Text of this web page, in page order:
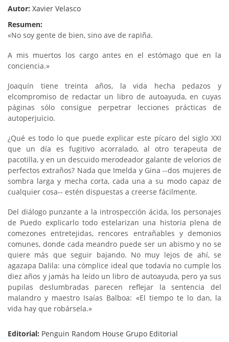
Autor: Xavier Velasco
Resumen:
«No soy gente de bien, sino ave de rapiña.
A mis muertos los cargo antes en el estómago que en la
conciencia.»
Joaquín tiene treinta años, la vida hecha pedazos y
elcompromiso de redactar un libro de autoayuda, en cuyas
páginas sólo consigue perpetrar lecciones prácticas de
autoperjuicio.
¿Qué es todo lo que puede explicar este pícaro del siglo XXI
que un día es fugitivo acorralado, al otro terapeuta de
pacotilla, y en un descuido merodeador galante de velorios de
perfectos extraños? Nada que Imelda y Gina --dos mujeres de
sombra larga y mecha corta, cada una a su modo capaz de
cualquier cosa-- estén dispuestas a creerse fácilmente.
Del diálogo punzante a la introspección ácida, los personajes
de Puedo explicarlo todo estelarizan una historia plena de
comezones entretejidas, rencores entrañables y demonios
comunes, donde cada meandro puede ser un abismo y no se
quiere más que seguir bajando. No muy lejos de ahí, se
agazapa Dalila: una cómplice ideal que todavía no cumple los
diez años y jamás ha leído un libro de autoayuda, pero ya sus
pupilas deslumbradas parecen reflejar la sentencia del
malandro y maestro Isaías Balboa: «El tiempo te lo dan, la
vida hay que robársela.»
Editorial: Penguin Random House Grupo Editorial